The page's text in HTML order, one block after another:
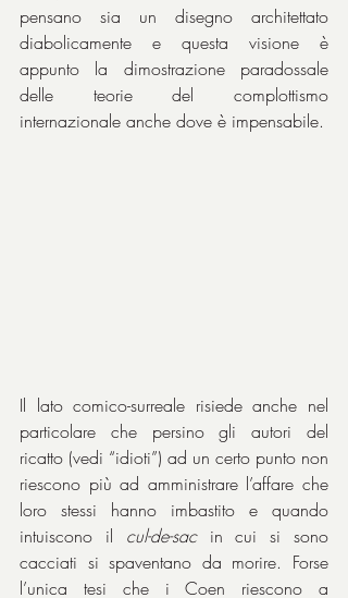
pensano sia un disegno architettato
diabolicamente e questa visione è
appunto la dimostrazione paradossale
delle teorie del complottismo
internazionale anche dove è impensabile.
Il lato comico-surreale risiede anche nel
particolare che persino gli autori del
ricatto (vedi “idioti”) ad un certo punto non
riescono più ad amministrare l’affare che
loro stessi hanno imbastito e quando
intuiscono il cul-de-sac in cui si sono
cacciati si spaventano da morire. Forse
l’unica tesi che i Coen riescono a